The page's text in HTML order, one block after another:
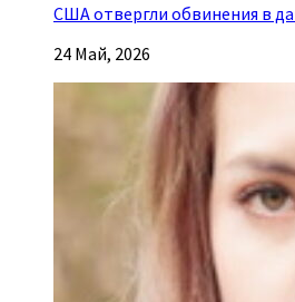
США отвергли обвинения в
24 Май, 2026